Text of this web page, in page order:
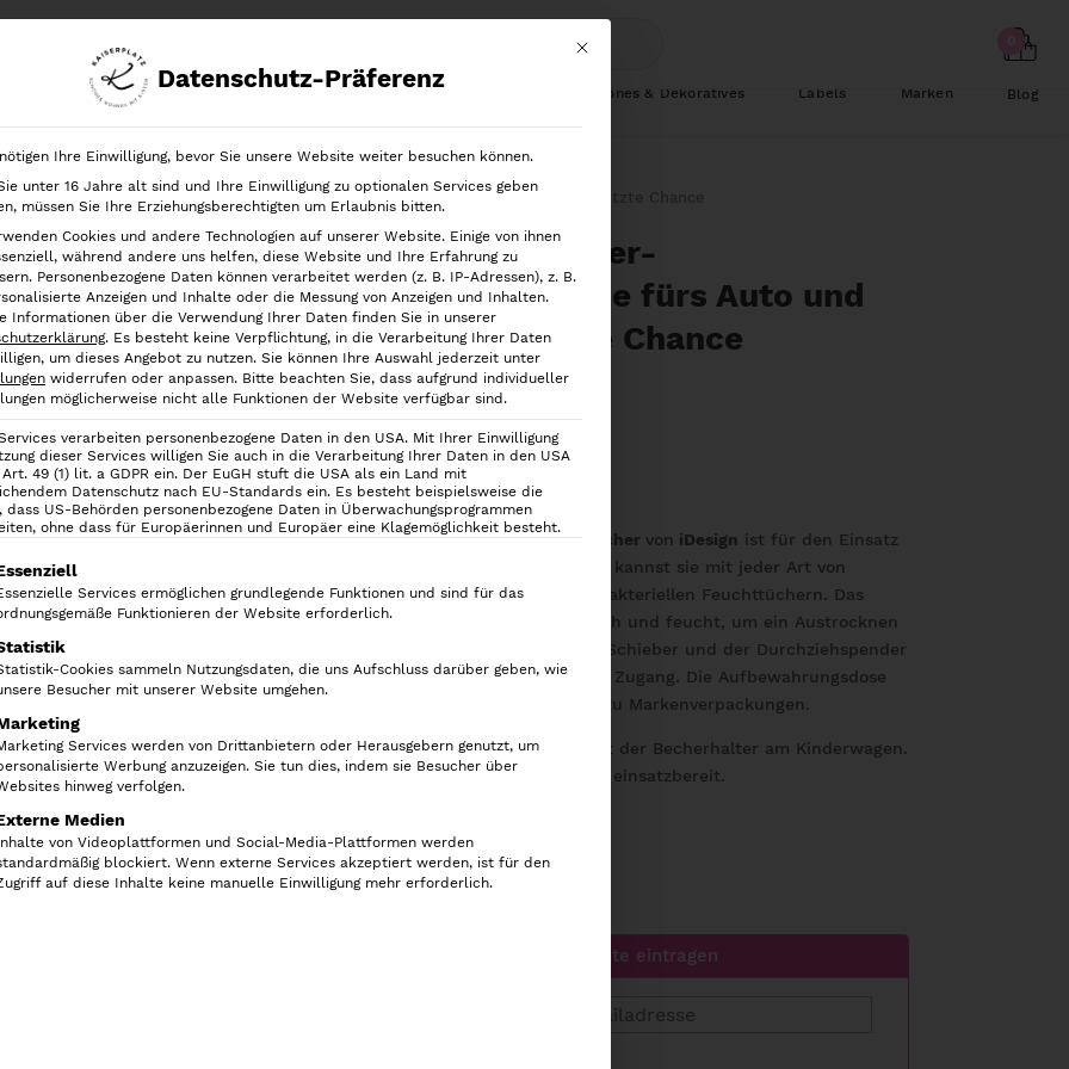
Ordnung in der Schublade Schönes & Dekoratives Labels Marken Blog
iDesign Feuchttücher-Aufbewahrungsdose fürs Auto und unterwegs – Letzte Chance
iDesign Feuchttücher-
Aufbewahrungsdose fürs Auto und
unterwegs – Letzte Chance
9,90€ U
r
s
p
r
n
l
h
P
r
6,50€A
k
t
u
e
l
r
e
i
inkl. 19 % MwSt.
.
DieAufbewahrungsdose für Feuchttücher von iDesign ist für den Einsatz
in Becherhaltern im Auto gedacht. Du kannst sie mit jeder Art von
Tüchern befüllen, einschließlich antibakteriellen Feuchttüchern. Das
luftdichte Design hält die Tücher frisch und feucht, um ein Austrocknen
zu verhindern. Der Öffnen/Schließen-Schieber und der Durchziehspender
bieten einen schnellen und einfachen Zugang. Die Aufbewahrungsdose
bietet somit eine stilvolle Alternative zu Markenverpackungen.
Eine weitere Einsatzmöglichkeit bietet der Becherhalter am Kinderwagen.
Somit sind die Feuchttücher jederzeit einsatzbereit.
In die Warteliste eintragen
Mit diesem Button wird der Dialog geschlossen. Seine Funktionalität
Datenschutz-Präferenz
Ihre Einwilligung, bevor Sie unsere Website weiter besuchen können.
unter 16 Jahre alt sind und Ihre Einwilligung zu optionalen Services geben
müssen Sie Ihre Erziehungsberechtigten um Erlaubnis bitten.
Cookies und andere Technologien auf unserer Website. Einige von ihnen
während andere uns helfen, diese Website und Ihre Erfahrung zu
Personenbezogene Daten können verarbeitet werden (z. B. IP-Adressen), z. B.
Anzeigen und Inhalte oder die Messung von Anzeigen und Inhalten.
Informationen über die Verwendung Ihrer Daten finden Sie in unserer
. Es besteht keine Verpflichtung, in die Verarbeitung Ihrer Daten
um dieses Angebot zu nutzen. Sie können Ihre Auswahl jederzeit unter
widerrufen oder anpassen. Bitte beachten Sie, dass aufgrund individueller
möglicherweise nicht alle Funktionen der Website verfügbar sind.
verarbeiten personenbezogene Daten in den USA. Mit Ihrer Einwilligung
dieser Services willigen Sie auch in die Verarbeitung Ihrer Daten in den USA
Art. 49 (1) lit. a GDPR ein. Der EuGH stuft die USA als ein Land mit
Datenschutz nach EU-Standards ein. Es besteht beispielsweise die
dass US-Behörden personenbezogene Daten in Überwachungsprogrammen
ohne dass für Europäerinnen und Europäer eine Klagemöglichkeit besteht.
eine Liste der Service-Gruppen, für die eine Einwilligung erteilt werden kann. Die erste Service-
Services ermöglichen grundlegende Funktionen und sind für das
Funktionieren der Website erforderlich.
Cookies sammeln Nutzungsdaten, die uns Aufschluss darüber geben, wie
Besucher mit unserer Website umgehen.
Services werden von Drittanbietern oder Herausgebern genutzt, um
Werbung anzuzeigen. Sie tun dies, indem sie Besucher über
hinweg verfolgen.
Medien
von Videoplattformen und Social-Media-Plattformen werden
blockiert. Wenn externe Services akzeptiert werden, ist für den
auf diese Inhalte keine manuelle Einwilligung mehr erforderlich.